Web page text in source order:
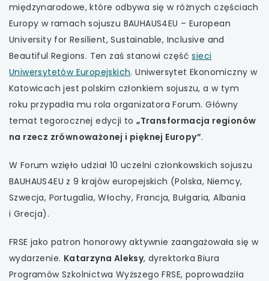
uwaga, link otwiera się w nowej karcie
uwaga, link otwiera się w nowej karcie
uwaga, link otwiera się w nowej karcie
uwaga, link otwiera się w nowej karcie
uwaga, link otwiera się w nowej karcie
uwaga, link otwiera się w nowej karcie
uwaga, link otwiera się w nowej karcie
uwaga, link otwiera się w nowej karcie
międzynarodowe, które odbywa się w różnych częściach
Europy w ramach sojuszu BAUHAUS4EU – European
University for Resilient, Sustainable, Inclusive and
Beautiful Regions. Ten zaś stanowi częśćsieci
Uniwersytetów Europejskichuwaga,
link
otwiera
się
w
karcie
. Uniwersytet Ekonomiczny w
Katowicach jest polskim członkiem sojuszu, a w tym
roku przypadła mu rola organizatora Forum. Główny
temat tegorocznej edycji to„Transformacja regionów
na rzecz zrównoważonej i pięknej Europy”.
W Forum wzięło udział 10 uczelni członkowskich sojuszu
BAUHAUS4EU z 9 krajów europejskich (Polska, Niemcy,
Szwecja, Portugalia, Włochy, Francja, Bułgaria, Albania
i Grecja).
FRSE jako patron honorowy aktywnie zaangażowała się w
wydarzenie. Katarzyna Aleksy, dyrektorka Biura
Programów Szkolnictwa Wyższego FRSE, poprowadziła